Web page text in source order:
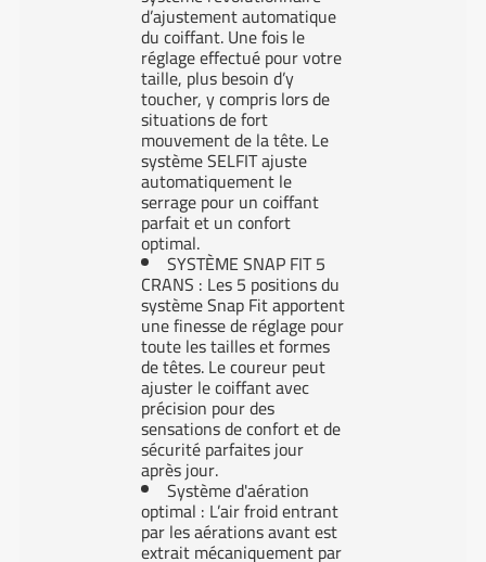
d’ajustement automatique
du coiffant. Une fois le
réglage effectué pour votre
taille, plus besoin d’y
toucher, y compris lors de
situations de fort
mouvement de la tête. Le
système SELFIT ajuste
automatiquement le
serrage pour un coiffant
parfait et un confort
optimal.
SYSTÈME SNAP FIT 5
CRANS : Les 5 positions du
système Snap Fit apportent
une finesse de réglage pour
toute les tailles et formes
de têtes. Le coureur peut
ajuster le coiffant avec
précision pour des
sensations de confort et de
sécurité parfaites jour
après jour.
Système d'aération
optimal : L’air froid entrant
par les aérations avant est
extrait mécaniquement par